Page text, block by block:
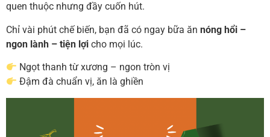
quen thuộc nhưng đầy cuốn hút.
Chỉ vài phút chế biến, bạn đã có ngay bữa ăn nóng hổi –
ngon lành – tiện lợi cho mọi lúc.
Ngọt thanh từ xương – ngon tròn vị
Đậm đà chuẩn vị, ăn là ghiền